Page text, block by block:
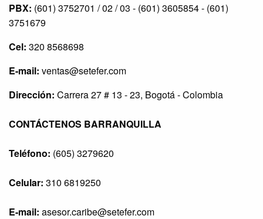
PBX: (601) 3752701 / 02 / 03 - (601) 3605854 - (601)
3751679
Cel: 320 8568698
E-mail: ventas@setefer.com
Dirección: Carrera 27 # 13 - 23, Bogotá - Colombia
CONTÁCTENOS BARRANQUILLA
Teléfono: (605) 3279620
Celular: 310 6819250
E-mail: asesor.caribe@setefer.com